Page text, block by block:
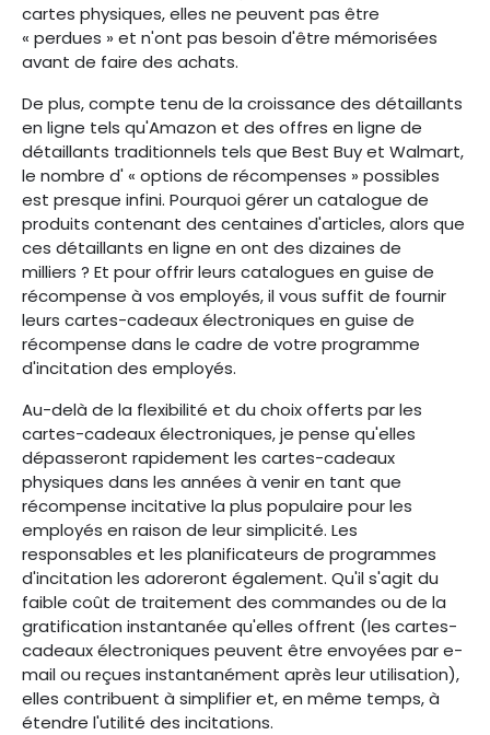
cartes physiques, elles ne peuvent pas être
« perdues » et n'ont pas besoin d'être mémorisées
avant de faire des achats.
De plus, compte tenu de la croissance des détaillants
en ligne tels qu'Amazon et des offres en ligne de
détaillants traditionnels tels que Best Buy et Walmart,
le nombre d' « options de récompenses » possibles
est presque infini. Pourquoi gérer un catalogue de
produits contenant des centaines d'articles, alors que
ces détaillants en ligne en ont des dizaines de
milliers ? Et pour offrir leurs catalogues en guise de
récompense à vos employés, il vous suffit de fournir
leurs cartes-cadeaux électroniques en guise de
récompense dans le cadre de votre programme
d'incitation des employés.
Au-delà de la flexibilité et du choix offerts par les
cartes-cadeaux électroniques, je pense qu'elles
dépasseront rapidement les cartes-cadeaux
physiques dans les années à venir en tant que
récompense incitative la plus populaire pour les
employés en raison de leur simplicité. Les
responsables et les planificateurs de programmes
d'incitation les adoreront également. Qu'il s'agit du
faible coût de traitement des commandes ou de la
gratification instantanée qu'elles offrent (les cartes-
cadeaux électroniques peuvent être envoyées par e-
mail ou reçues instantanément après leur utilisation),
elles contribuent à simplifier et, en même temps, à
étendre l'utilité des incitations.